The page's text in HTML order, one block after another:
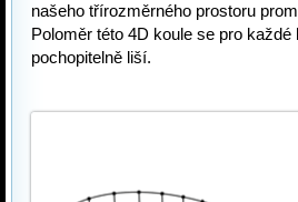
našeho třírozměrného prostoru
Poloměr této 4D koule se pro každé
pochopitelně liší.